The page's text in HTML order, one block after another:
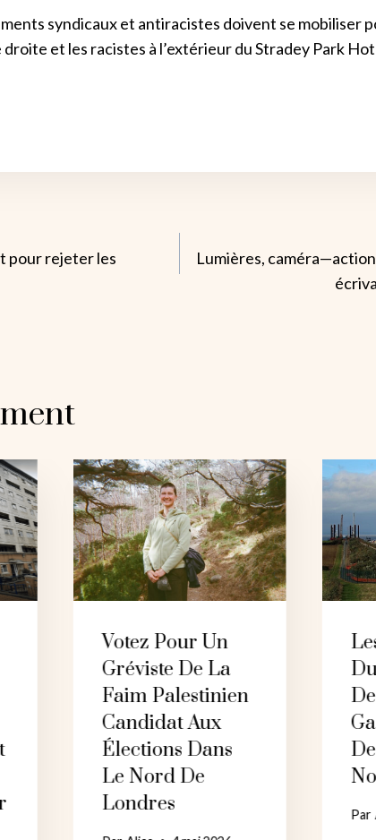
syndicaux et antiracistes doivent se mobiliser
et les racistes à l’extérieur du Stradey Park
pour rejeter les
Lumières,
Votez Pour Un
Gréviste De La
Faim Palestinien
Candidat Aux
Élections Dans
Le Nord De
Londres
Par